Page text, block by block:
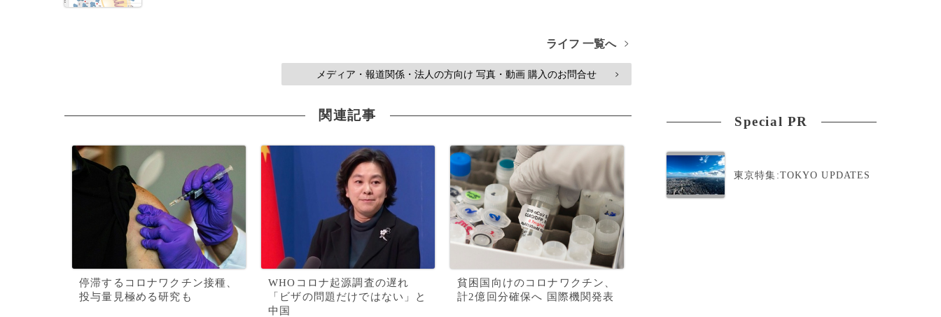
ライフ 一覧へ >
メディア・報道関係・法人の方向け 写真・動画 購入のお問合せ >
関連記事
停滞するコロナワクチン接種、
投与量見極める研究も
WHOコロナ起源調査の遅れ
「ビザの問題だけではない」と
中国
貧困国向けのコロナワクチン、
計2億回分確保へ 国際機関発表
Special PR
東京特集:TOKYO UPDATES